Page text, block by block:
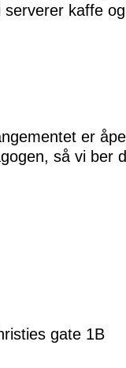
kaffe
er
så vi ber
gate 1B